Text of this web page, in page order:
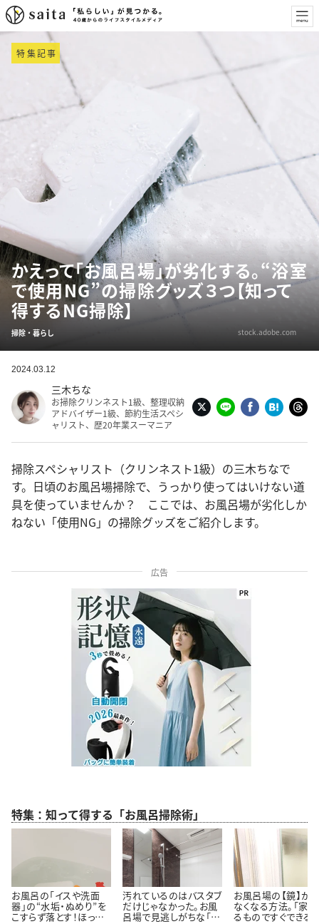
特集記事
かえって「お風呂場」が劣化する。“浴室
で使用NG”の掃除グッズ３つ【知って
得するNG掃除】
掃除・暮らし stock.adobe.com
2024.03.12
三木ちな
お掃除クリンネスト1級、整理収納
アドバイザー1級、節約生活スペシ
ャリスト、歴20年業スーマニア
掃除スペシャリスト（クリンネスト1級）の三木ちなで
す。日頃のお風呂場掃除で、うっかり使ってはいけない道
具を使っていませんか？ ここでは、お風呂場が劣化しか
ねない「使用NG」の掃除グッズをご紹介します。
広告
特集：知って得する「お風呂掃除術」
お風呂の「イスや洗面
器」の“水垢・ぬめり”を
こすらず落とす！ほった
汚れているのはバスタブ
だけじゃなかった。お風
呂場で見逃しがちな「意
お風呂場の【鏡】が
なくなる方法。「家
るものですぐできる！